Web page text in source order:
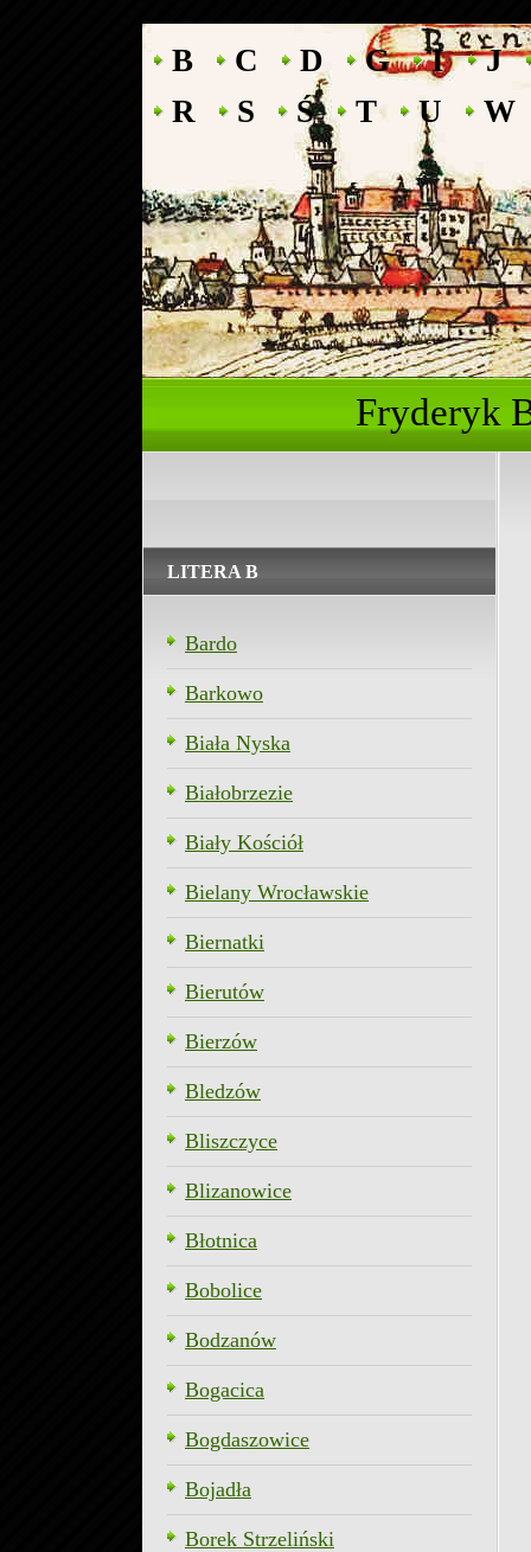
B C D G I
J
R
S Ś T U W
Fryderyk
LITERA B
Bardo
Barkowo
Biała Nyska
Białobrzezie
Biały Kościół
Bielany Wrocławskie
Biernatki
Bierutów
Bierzów
Bledzów
Bliszczyce
Blizanowice
Błotnica
Bobolice
Bodzanów
Bogacica
Bogdaszowice
Bojadła
Borek Strzeliński